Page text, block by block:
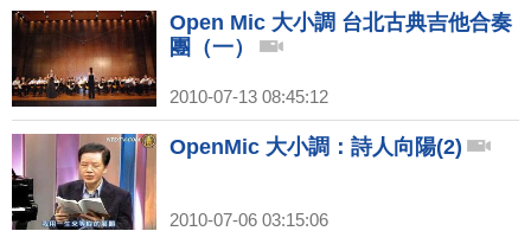
Open Mic 大小調 台北古典吉他合奏
團（一）
2010-07-13 08:45:12
OpenMic 大小調：詩人向陽(2)
2010-07-06 03:15:06